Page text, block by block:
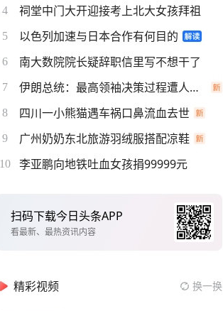
4 祠堂中门大开迎接考上北大女孩拜祖
5 以色列加速与日本合作有何目的
6 南大数院院长疑辞职信里写不想干了
7 伊朗总统：最高领袖决策过程遭人利用
8 四川一小熊猫遇车祸口鼻流血去世
9 广州奶奶东北旅游羽绒服搭配凉鞋
10 李亚鹏向地铁吐血女孩捐99999元
扫码下载今日头条APP
看最新、最热资讯内容
精彩视频 换一换